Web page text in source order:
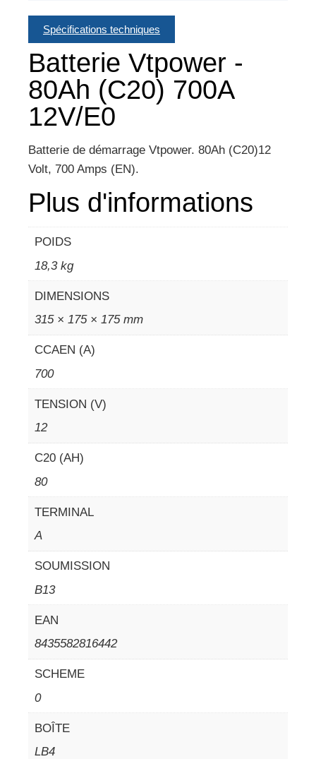
Spécifications techniques
Batterie Vtpower -
80Ah (C20) 700A
12V/E0
Batterie de démarrage Vtpower. 80Ah (C20)12
Volt, 700 Amps (EN).
Plus d'informations
POIDS
18,3 kg
DIMENSIONS
315 × 175 × 175 mm
CCAEN (A)
700
TENSION (V)
12
C20 (AH)
80
TERMINAL
A
SOUMISSION
B13
EAN
8435582816442
SCHEME
0
BOÎTE
LB4